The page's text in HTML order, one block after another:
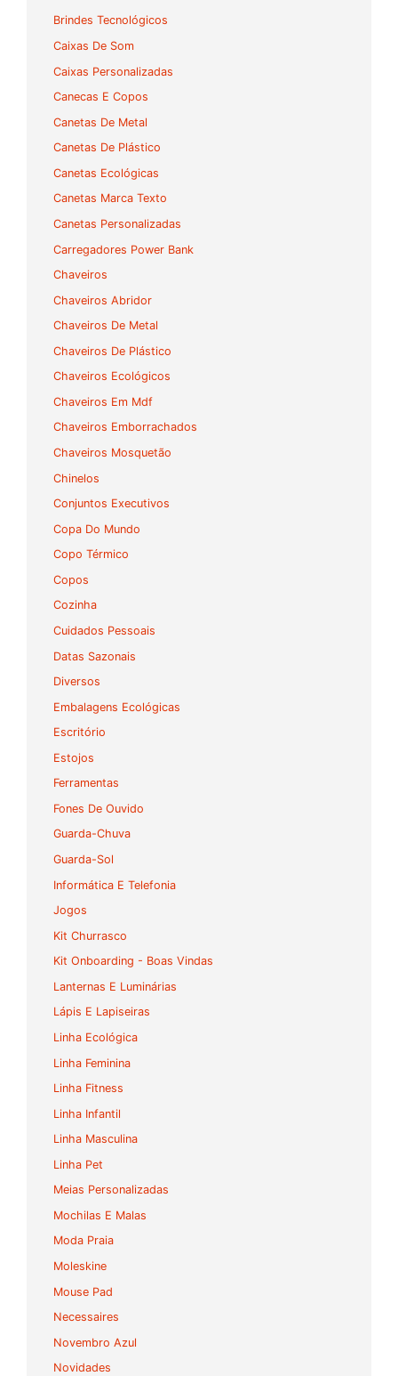
Brindes Tecnológicos
Caixas De Som
Caixas Personalizadas
Canecas E Copos
Canetas De Metal
Canetas De Plástico
Canetas Ecológicas
Canetas Marca Texto
Canetas Personalizadas
Carregadores Power Bank
Chaveiros
Chaveiros Abridor
Chaveiros De Metal
Chaveiros De Plástico
Chaveiros Ecológicos
Chaveiros Em Mdf
Chaveiros Emborrachados
Chaveiros Mosquetão
Chinelos
Conjuntos Executivos
Copa Do Mundo
Copo Térmico
Copos
Cozinha
Cuidados Pessoais
Datas Sazonais
Diversos
Embalagens Ecológicas
Escritório
Estojos
Ferramentas
Fones De Ouvido
Guarda-Chuva
Guarda-Sol
Informática E Telefonia
Jogos
Kit Churrasco
Kit Onboarding - Boas Vindas
Lanternas E Luminárias
Lápis E Lapiseiras
Linha Ecológica
Linha Feminina
Linha Fitness
Linha Infantil
Linha Masculina
Linha Pet
Meias Personalizadas
Mochilas E Malas
Moda Praia
Moleskine
Mouse Pad
Necessaires
Novembro Azul
Novidades